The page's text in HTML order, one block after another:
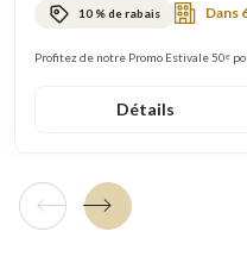
10 % de rabais Dans
Profitez de notre Promo Estivale 50ᵉ
Détails
Tuile précédente
Tuile suivante